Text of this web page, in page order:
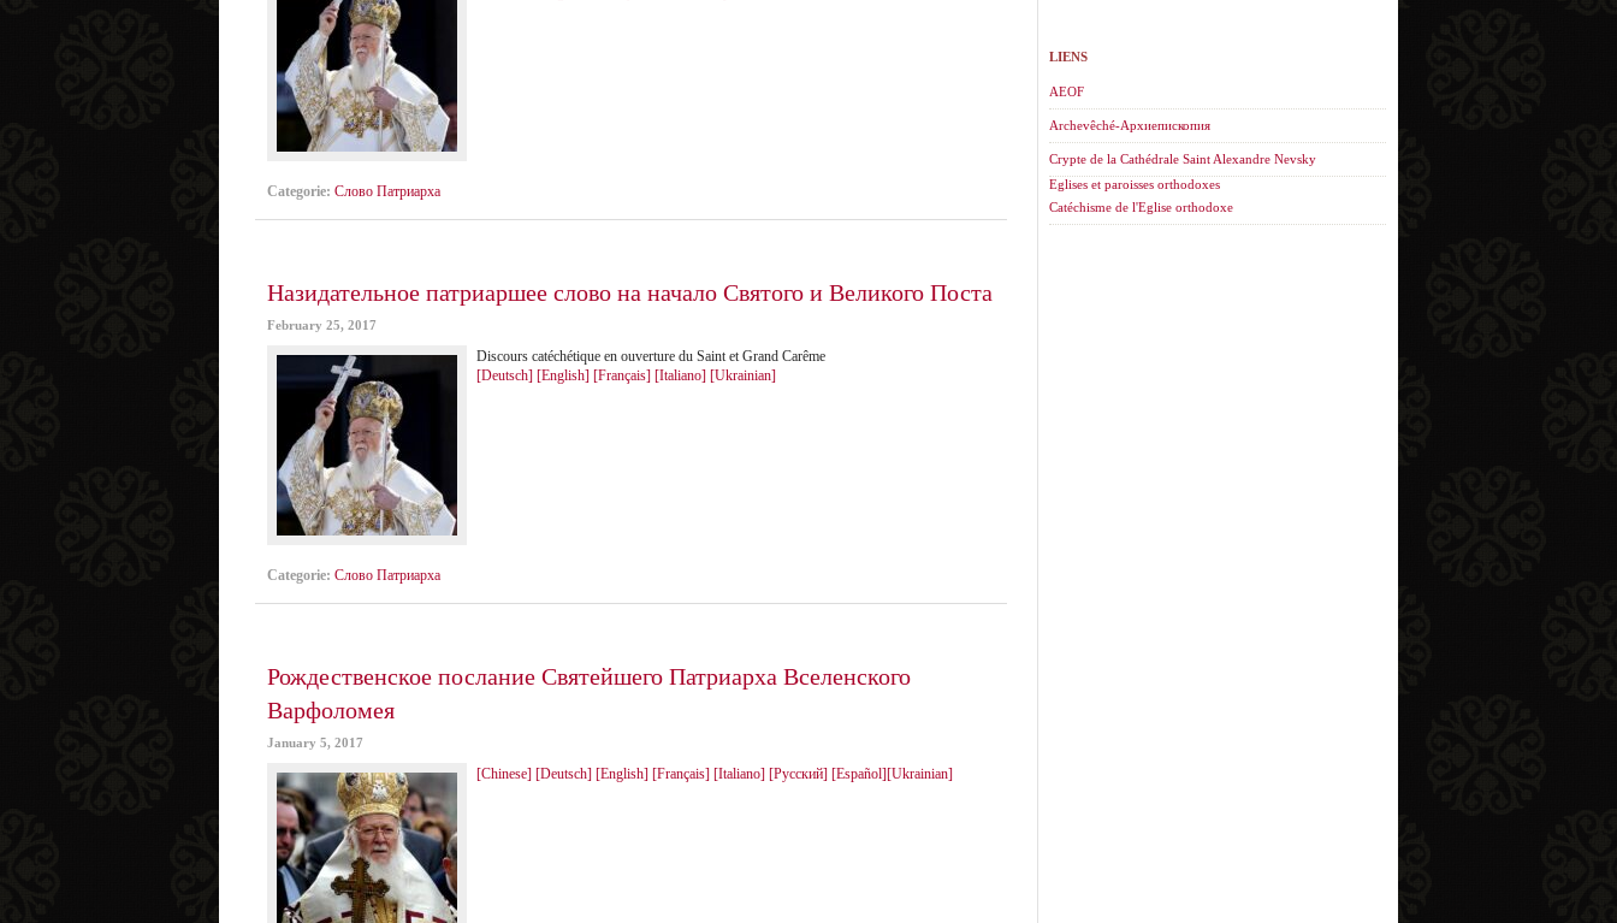
Categorie: Слово Патриарха
Назидательное патриаршее слово на начало Святого и Великого Поста
February 25, 2017
Discours catéchétique en ouverture du Saint et Grand Carême
[Deutsch] [English] [Français] [Italiano] [Ukrainian]
Categorie: Слово Патриарха
Рождественское послание Святейшего Патриарха Вселенского
Варфоломея
January 5, 2017
[Chinese] [Deutsch] [English] [Français] [Italiano] [Русский] [Español][Ukrainian]
LIENS
AEOF
Archevêché-Архиепископия
Crypte de la Cathédrale Saint Alexandre Nevsky
Eglises et paroisses orthodoxes
Catéchisme de l'Eglise orthodoxe